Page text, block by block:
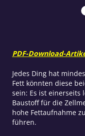
PDF-Download-
Jedes Ding hat
Fett könnten diese
sein: Es ist einerseits
Baustoff für die
hohe Fettaufnahme
führen.